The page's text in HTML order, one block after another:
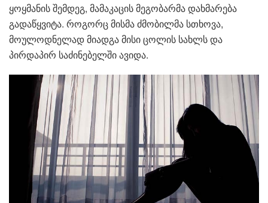
ყოყმანის შემდეგ, მამაკაცის მეგობარმა დახმარება
გადაწყვიტა. როგორც მისმა ძმობილმა სთხოვა,
მოულოდნელად მიადგა მისი ცოლის სახლს და
პირდაპირ საძინებელში ავიდა.